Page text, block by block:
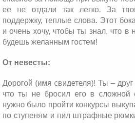
ее не отдали так легко. За
поддержку, теплые слова. Этот
и очень хочу, чтобы ты знал, что
будешь желанным гостем!
От невесты:
Дорогой (имя свидетеля)! Ты –
что ты не бросил его в сложной
нужно было пройти конкурсы
по ступеням и пил штрафные